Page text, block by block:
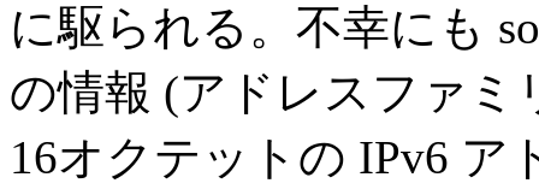
に駆られる。不幸にも
の情報 (アドレスファミ
16オクテットの IPv6 ア